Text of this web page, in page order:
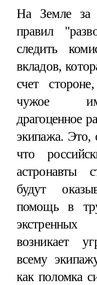
На Земле за
правил
следить
вкладов,
счет
чужое
драгоценное
экипажа. Это,
что
астронавты
будут
помощь в
возникает
всему
как поломка